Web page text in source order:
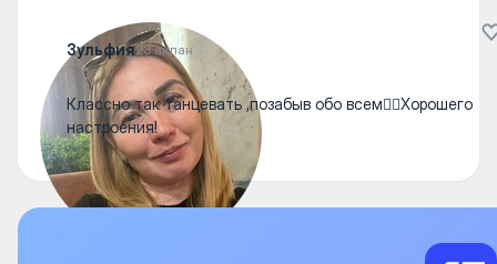
Зульфия23 ақпан
Классно так танцевать ,позабыв обо всем👍🏻Хорошего
настроения!